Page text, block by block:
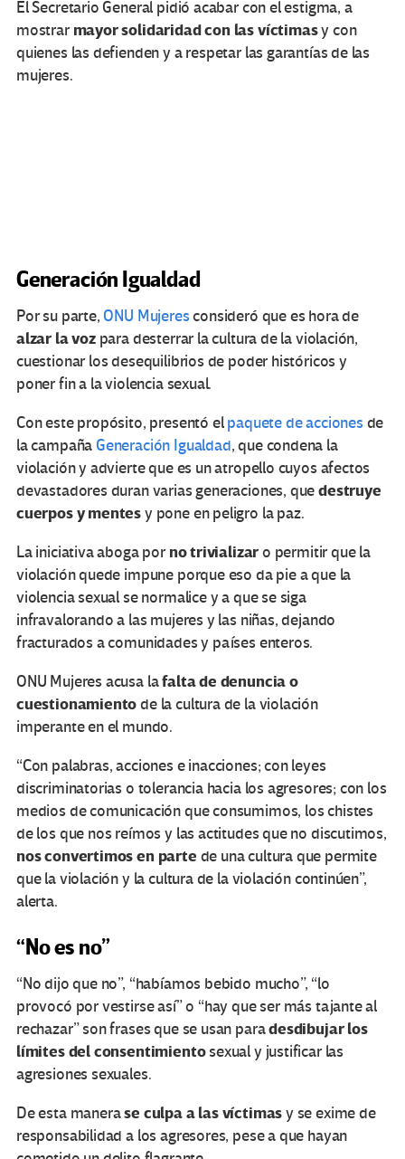
El Secretario General pidió acabar con el estigma, a
mostrarmayor solidaridad con las víctimasy con
quienes las defienden y a respetar las garantías de las
mujeres.
Generación Igualdad
Por su parte,ONU Mujeresconsideró que es hora de
alzar la voz para desterrar la cultura de la violación,
cuestionar los desequilibrios de poder históricos y
poner fin a la violencia sexual.
Con este propósito, presentó elpaquete de acciones de
la campañaGeneración Igualdad, que condena la
violación y advierte que es un atropello cuyos afectos
devastadores duran varias generaciones, quedestruye
cuerpos y mentesy pone en peligro la paz.
La iniciativa aboga por no trivializaro permitir que la
violación quede impune porque eso da pie a que la
violencia sexual se normalice y a que se siga
infravalorando a las mujeres y las niñas, dejando
fracturados a comunidades y países enteros.
ONU Mujeres acusa lafalta de denuncia o
cuestionamientode la cultura de la violación
imperante en el mundo.
“Con palabras, acciones e inacciones; con leyes
discriminatorias o tolerancia hacia los agresores; con los
medios de comunicación que consumimos, los chistes
de los que nos reímos y las actitudes que no discutimos,
nos convertimos en parte de una cultura que permite
que la violación y la cultura de la violación continúen”,
alerta.
“No es no”
“No dijo que no”, “habíamos bebido mucho”, “lo
provocó por vestirse así” o “hay que ser más tajante al
rechazar” son frases que se usan paradesdibujar los
límites del consentimientosexual y justificar las
agresiones sexuales.
De esta manerase culpa a las víctimasy se exime de
responsabilidad a los agresores, pese a que hayan